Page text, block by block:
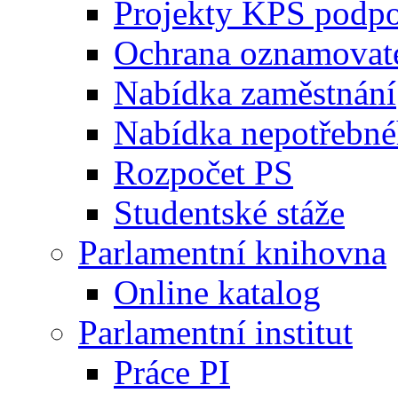
Projekty KPS
Ochrana
Nabídka zaměstnání
Nabídka
Rozpočet PS
Studentské stáže
Parlamentní knihovna
Online katalog
Parlamentní institut
Práce PI